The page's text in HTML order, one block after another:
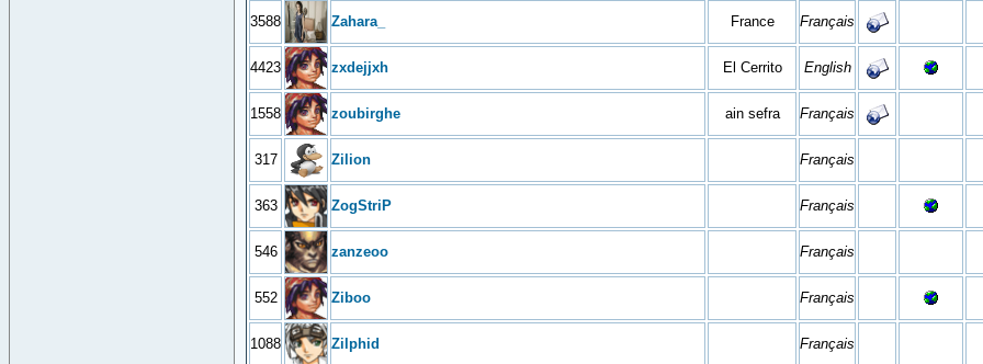
3588 Zahara_ France Français
4423 zxdejjxh El Cerrito English
1558 zoubirghe ain sefra Français
317 Zilion Français
363 ZogStriP Français
546 zanzeoo Français
552 Ziboo Français
1088 Zilphid Français